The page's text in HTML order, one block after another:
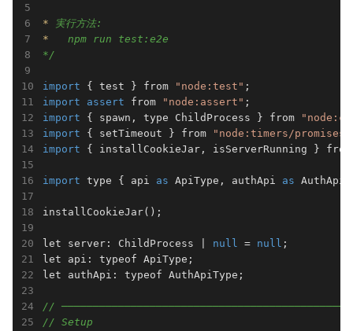
*
* npm run test:e2e
*/
import { test } from "node:test"
import
assert from "node:assert"
import { spawn, type ChildProcess } from
import { setTimeout } from
"node:timers/promises"
import { installCookieJar, isServerRunning }
import type { api as ApiType, authApi as
installCookieJar();
let server: ChildProcess | null = null ;
let api: typeof ApiType;
let authApi: typeof AuthApiType;
// ─────────────────────────────────────────────
// Setup